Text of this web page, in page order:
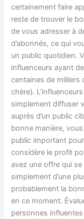
certainement faire
reste de trouver le
de vous adresser à
d’abonnés, ce qui
un public quotidien.
influenceurs ayant
centaines de milliers
chère).
simplement diffuser
auprès d’un public
bonne manière,
public important
considère le profit
avez une offre qui se
simplement d’une
probablement la
en ce moment.
personnes